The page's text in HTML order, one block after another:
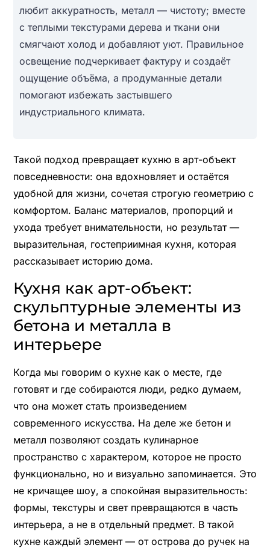
любит аккуратность, металл — чистоту; вместе
с теплыми текстурами дерева и ткани они
смягчают холод и добавляют уют. Правильное
освещение подчеркивает фактуру и создаёт
ощущение объёма, а продуманные детали
помогают избежать застывшего
индустриального климата.
Такой подход превращает кухню в арт-объект
повседневности: она вдохновляет и остаётся
удобной для жизни, сочетая строгую геометрию с
комфортом. Баланс материалов, пропорций и
ухода требует внимательности, но результат —
выразительная, гостеприимная кухня, которая
рассказывает историю дома.
Кухня как арт-объект:
скульптурные элементы из
бетона и металла в
интерьере
Когда мы говорим о кухне как о месте, где
готовят и где собираются люди, редко думаем,
что она может стать произведением
современного искусства. На деле же бетон и
металл позволяют создать кулинарное
пространство с характером, которое не просто
функционально, но и визуально запоминается. Это
не кричащее шоу, а спокойная выразительность:
формы, текстуры и свет превращаются в часть
интерьера, а не в отдельный предмет. В такой
кухне каждый элемент — от острова до ручек на